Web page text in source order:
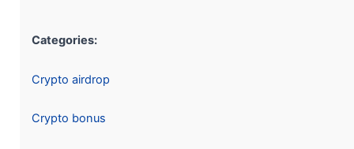
Categories:
Crypto airdrop
Crypto bonus